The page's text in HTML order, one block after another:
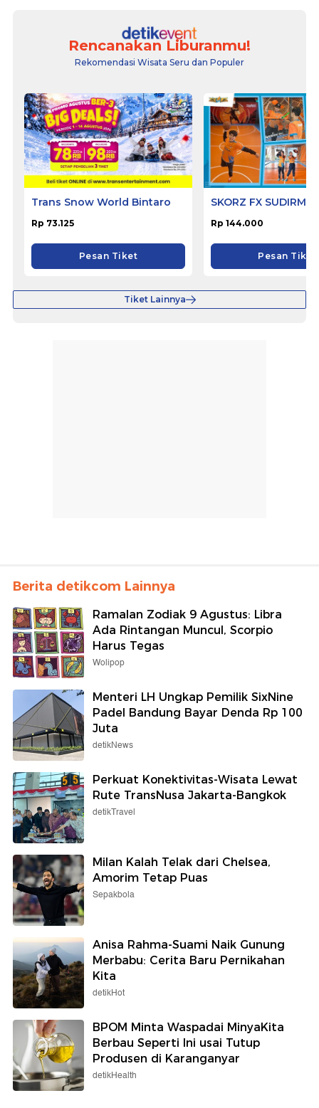
Rencanakan Liburanmu!
Rekomendasi Wisata Seru dan Populer
Trans Snow World Bintaro
Rp 73.125
Pesan Tiket
SKORZ FX
Rp 144.000
Pesan Tiket
Tiket Lainnya
Berita detikcom Lainnya
Ramalan Zodiak 9 Agustus: Libra
Ada Rintangan Muncul, Scorpio
Harus Tegas
Wolipop
Menteri LH Ungkap Pemilik SixNine
Padel Bandung Bayar Denda Rp 100
Juta
detikNews
Perkuat Konektivitas-Wisata Lewat
Rute TransNusa Jakarta-Bangkok
detikTravel
Milan Kalah Telak dari Chelsea,
Amorim Tetap Puas
Sepakbola
Anisa Rahma-Suami Naik Gunung
Merbabu: Cerita Baru Pernikahan
Kita
detikHot
BPOM Minta Waspadai MinyaKita
Berbau Seperti Ini usai Tutup
Produsen di Karanganyar
detikHealth